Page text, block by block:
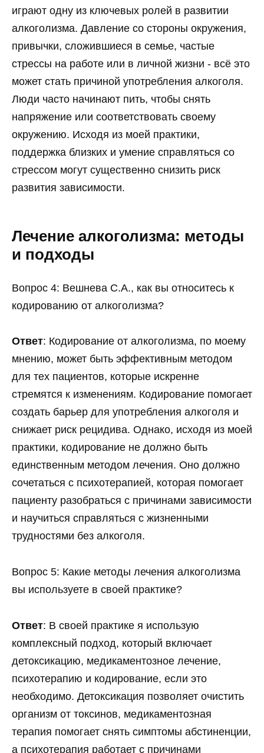
играют одну из ключевых ролей в развитии
алкоголизма. Давление со стороны окружения,
привычки, сложившиеся в семье, частые
стрессы на работе или в личной жизни - всё это
может стать причиной употребления алкоголя.
Люди часто начинают пить, чтобы снять
напряжение или соответствовать своему
окружению. Исходя из моей практики,
поддержка близких и умение справляться со
стрессом могут существенно снизить риск
развития зависимости.
Лечение алкоголизма: методы
и подходы
Вопрос 4: Вешнева С.А., как вы относитесь к
кодированию от алкоголизма?
Ответ: Кодирование от алкоголизма, по моему
мнению, может быть эффективным методом
для тех пациентов, которые искренне
стремятся к изменениям. Кодирование помогает
создать барьер для употребления алкоголя и
снижает риск рецидива. Однако, исходя из моей
практики, кодирование не должно быть
единственным методом лечения. Оно должно
сочетаться с психотерапией, которая помогает
пациенту разобраться с причинами зависимости
и научиться справляться с жизненными
трудностями без алкоголя.
Вопрос 5: Какие методы лечения алкоголизма
вы используете в своей практике?
Ответ: В своей практике я использую
комплексный подход, который включает
детоксикацию, медикаментозное лечение,
психотерапию и кодирование, если это
необходимо. Детоксикация позволяет очистить
организм от токсинов, медикаментозная
терапия помогает снять симптомы абстиненции,
а психотерапия работает с причинами